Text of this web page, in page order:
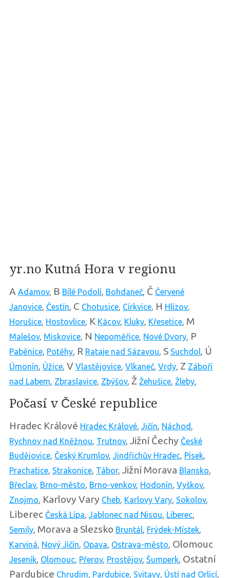
yr.no Kutná Hora v regionu
A Adamov, B Bílé Podolí, Bohdaneč, Č Červené
Janovice, Čestín, C Chotusice, Církvice, H Hlízov,
Horušice, Hostovlice, K Kácov, Kluky, Křesetice, M
Malešov, Miskovice, N Nepoměřice, Nové Dvory, P
Paběnice, Potěhy, R Rataje nad Sázavou, S Suchdol, Ú
Úmonín, Úžice, V Vlastějovice, Vlkaneč, Vrdy, Z Záboří
nad Labem, Zbraslavice, Zbýšov, Ž Žehušice, Žleby,
Počasí v České republice
Hradec Králové Hradec Králové, Jičín, Náchod ,
Rychnov nad Kněžnou, Trutnov, Jižní Čechy České
Budějovice, Český Krumlov, Jindřichův Hradec, Písek,
Prachatice, Strakonice, Tábor, Jižní Morava Blansko,
Břeclav, Brno-město, Brno-venkov, Hodonín, Vyškov,
Znojmo, Karlovy Vary Cheb, Karlovy Vary, Sokolov,
Liberec Česká Lípa, Jablonec nad Nisou, Liberec,
Semily, Morava a Slezsko Bruntál, Frýdek-Místek,
Karviná, Nový Jičín, Opava, Ostrava-město, Olomouc
Jeseník, Olomouc, Přerov, Prostějov, Šumperk, Ostatní
Pardubice Chrudim, Pardubice, Svitavy, Ústí nad Orlicí,